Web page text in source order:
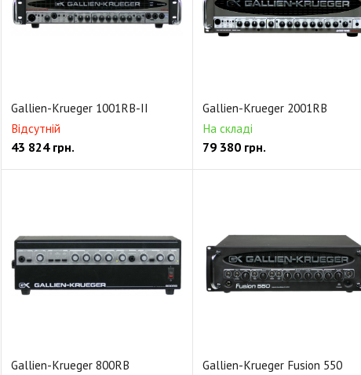
Gallien-Krueger 1001RB-II
Відсутній
43 824грн.
Gallien-Krueger 2001RB
На складі
79 380грн.
Gallien-Krueger 800RB
Gallien-Krueger Fusion 550